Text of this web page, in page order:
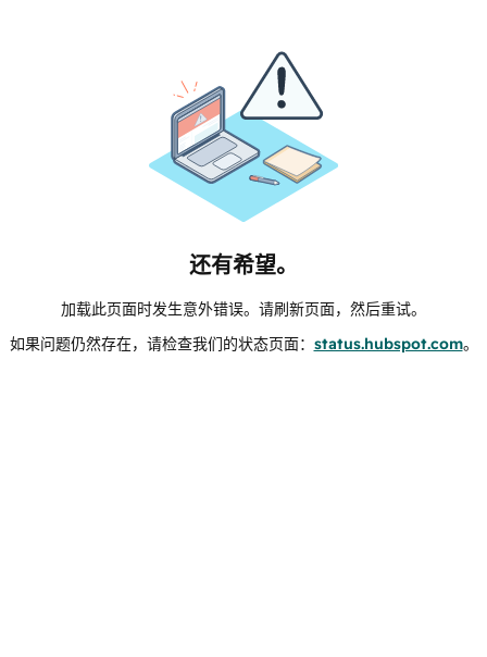
还有希望。
加载此页面时发生意外错误。请刷新页面，然后重试。
如果问题仍然存在，请检查我们的状态页面： status.hubspot.com。